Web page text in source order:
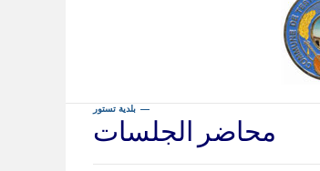
بلدية تستور
محاضر الجلسات